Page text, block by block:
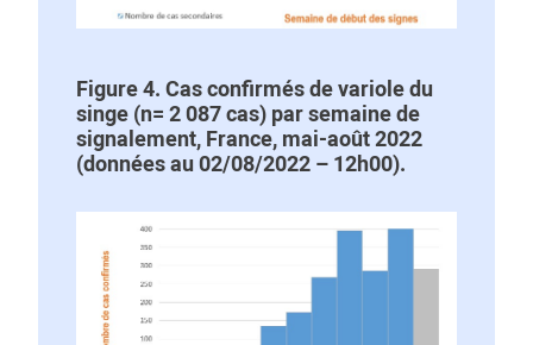
Figure 4. Cas confirmés de variole du
singe (n= 2 087 cas) par semaine de
signalement, France, mai-août 2022
(données au 02/08/2022 – 12h00).